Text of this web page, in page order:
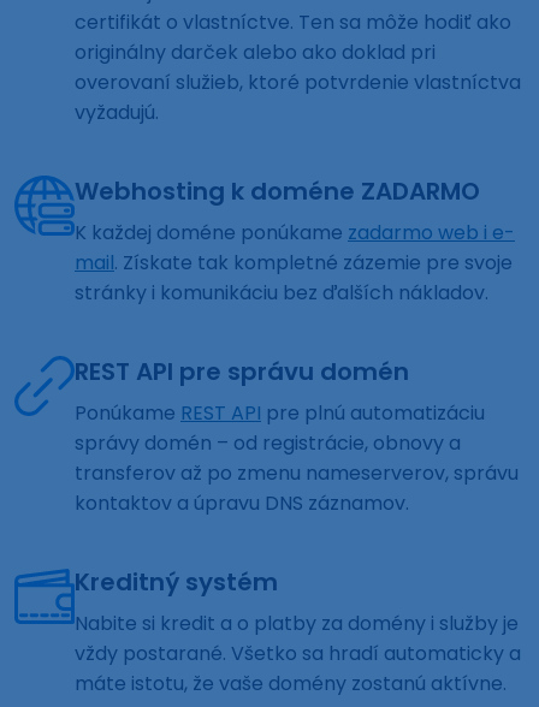
certifikát o vlastníctve. Ten sa môže hodiť ako
originálny darček alebo ako doklad pri
overovaní služieb, ktoré potvrdenie vlastníctva
vyžadujú.
Webhosting k doméne ZADARMO
K každej doméne ponúkame zadarmo web i e-
mail. Získate tak kompletné zázemie pre svoje
stránky i komunikáciu bez ďalších nákladov.
REST API pre správu domén
Ponúkame REST API pre plnú automatizáciu
správy domén – od registrácie, obnovy a
transferov až po zmenu nameserverov, správu
kontaktov a úpravu DNS záznamov.
Kreditný systém
Nabite si kredit a o platby za domény i služby je
vždy postarané. Všetko sa hradí automaticky a
máte istotu, že vaše domény zostanú aktívne.